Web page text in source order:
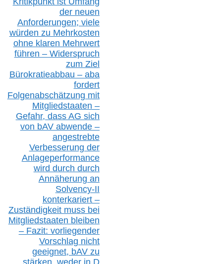
der neuen
Anforderungen; viele
würden zu Mehrkosten
ohne klaren Mehrwert
führen – Widerspruch
zum Ziel
Bürokratieabbau – aba
fordert
Folgenabschätzung mit
Mitgliedstaaten –
Gefahr, dass AG sich
von bAV abwende –
angestrebte
Verbesserung der
Anlageperformance
wird durch durch
Annäherung an
Solvency-II
konterkariert –
Zuständigkeit muss bei
Mitgliedstaaten bleiben
– Fazit: vorliegender
Vorschlag nicht
geeignet, bAVzu
stärken, weder in D